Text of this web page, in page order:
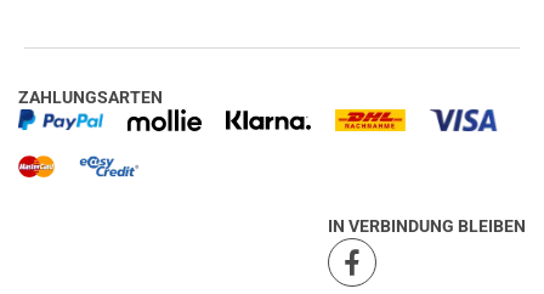
ZAHLUNGSARTEN
IN VERBINDUNG BLEIBEN